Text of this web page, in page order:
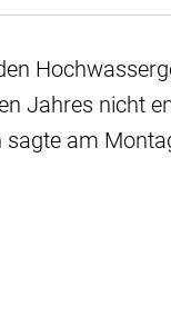
Jahres nicht
am